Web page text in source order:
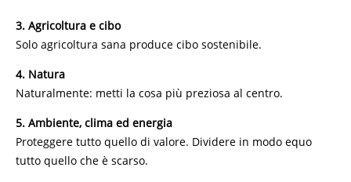
3. Agricoltura e cibo
Solo agricoltura sana produce cibo sostenibile.
4. Natura
Naturalmente: metti la cosa più preziosa al centro.
5. Ambiente, clima ed energia
Proteggere tutto quello di valore. Dividere in modo equo
tutto quello che è scarso.